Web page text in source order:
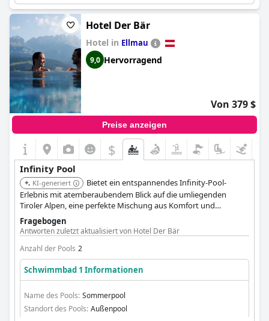
Hotel Der Bär
Hotel in Ellmau
9,0 Hervorragend
Von 379 $
Preise anzeigen
$
Infinity Pool
KI-generiert
Bietet ein entspannendes Infinity-Pool-
Erlebnis mit atemberaubendem Blick auf die umliegenden
Tiroler Alpen, eine perfekte Mischung aus Komfort und
natürlicher Schönheit.
Fragebogen
Antworten zuletzt aktualisiert von Hotel Der Bär
Anzahl der Pools 2
Schwimmbad 1 Informationen
Name des Pools: Sommerpool
Standort des Pools: Außenpool